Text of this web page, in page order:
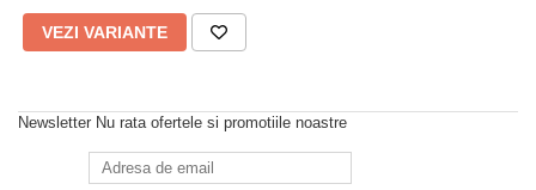
Rochii de plaja
Genti plaja
Pijamale copii
Pijamale bebelusi
Pijamale cocolino copii
Pijamale cuplu
VEZI VARIANTE
Newsletter Nu rata ofertele si promotiile noastre